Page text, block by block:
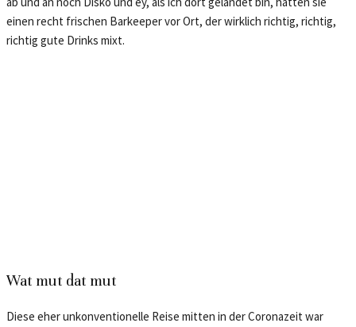
einen recht frischen Barkeeper vor Ort, der wirklich richtig, richtig,
richtig gute Drinks mixt.
Wat mut dat mut
Diese eher unkonventionelle Reise mitten in der Coronazeit war